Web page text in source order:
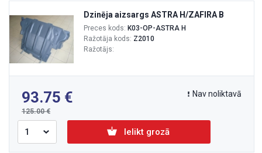
Dzinēja aizsargs ASTRA H/ZAFIRA B
Preces kods: K03-OP-ASTRA H
Ražotāja kods: Z2010
Ražotājs:
93.75
125.00
Nav noliktavā
Ielikt grozā